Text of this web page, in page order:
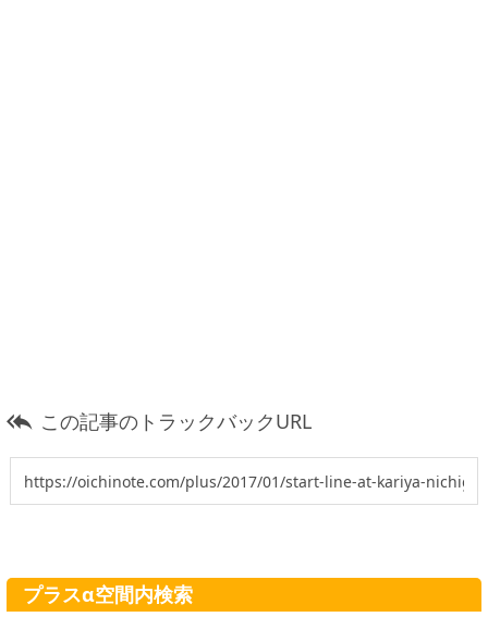
 この記事のトラックバックURL
プラスα空間内検索